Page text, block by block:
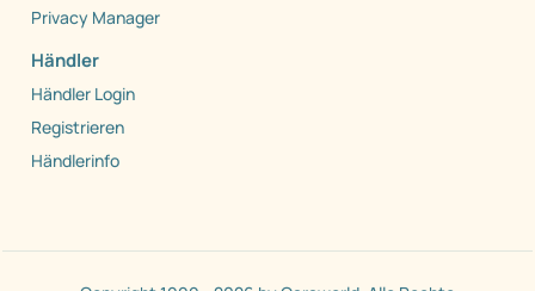
Privacy Manager
Händler
Händler Login
Registrieren
Händlerinfo